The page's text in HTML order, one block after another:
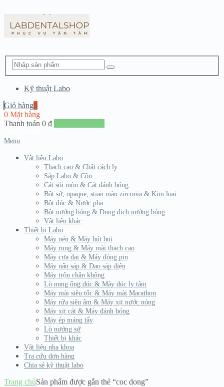
Kỹ thuật Labo
Giỏ hàng0
0 Mặt hàng
Thanh toán 0 ₫
Menu
Vật liệu Labo
Thạch cao & Chất cách ly
Sáp Labo & Cồn
Cát sói mòn & Cát đánh bóng
Bột sứ, opaque, stian màu zirconia & Kim loại
Bột đúc & Nước pha
Bột nướng bóng & Dung dịch nướng bóng
Vật liệu khác
Thiết bị Labo
Máy nén & Máy hút bụi
Máy rung & Máy mài thạch cao
Máy cưa đai & Máy đóng pin
Máy nấu sáp & Dao sáp điện
Máy trộn chân không
Lò nung ống đúc & Máy đúc ly tâm
Máy mài siêu tốc & Máy mài Marathon
Máy rửa siêu âm & Máy xịt nước nóng
Máy xịt cát & Máy đánh bóng
Máy ép máng tẩy
Lò nướng sứ
Thiết bị khác
Vật liệu nha khoa
Tra cứu đơn hàng
Chia sẻ kỹ thuật labo
Trang chủSản phẩm được gắn thẻ “coc dong”